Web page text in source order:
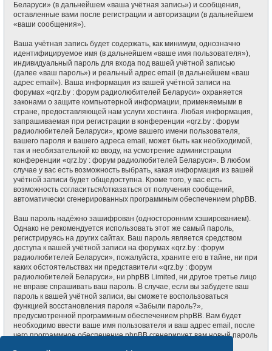
Беларуси» (в дальнейшем «ваша учётная запись») и сообщения,
оставленные вами после регистрации и авторизации (в дальнейшем
«ваши сообщения»).
Ваша учётная запись будет содержать, как минимум, однозначно
идентифицируемое имя (в дальнейшем «ваше имя пользователя»),
индивидуальный пароль для входа под вашей учётной записью
(далее «ваш пароль») и реальный адрес email (в дальнейшем «ваш
адрес email»). Ваша информация из вашей учётной записи на
форумах «qrz.by : форум радиолюбителей Беларуси» охраняется
законами о защите компьютерной информации, применяемыми в
стране, предоставляющей нам услуги хостинга. Любая информация,
запрашиваемая при регистрации в конференции «qrz.by : форум
радиолюбителей Беларуси», кроме вашего имени пользователя,
вашего пароля и вашего адреса email, может быть как необходимой,
так и необязательной ко вводу, на усмотрение администрации
конференции «qrz.by : форум радиолюбителей Беларуси». В любом
случае у вас есть возможность выбрать, какая информация из вашей
учётной записи будет общедоступна. Кроме того, у вас есть
возможность согласиться/отказаться от получения сообщений,
автоматически сгенерированных программным обеспечением phpBB.
Ваш пароль надёжно зашифрован (односторонним хэшированием).
Однако не рекомендуется использовать этот же самый пароль,
регистрируясь на других сайтах. Ваш пароль является средством
доступа к вашей учётной записи на форумах «qrz.by : форум
радиолюбителей Беларуси», пожалуйста, храните его в тайне, ни при
каких обстоятельствах ни представители «qrz.by : форум
радиолюбителей Беларуси», ни phpBB Limited, ни другое третье лицо
не вправе спрашивать ваш пароль. В случае, если вы забудете ваш
пароль к вашей учётной записи, вы сможете воспользоваться
функцией восстановления пароля «Забыли пароль?»,
предусмотренной программным обеспечением phpBB. Вам будет
необходимо ввести ваше имя пользователя и ваш адрес email, после
чего программное обеспечение phpBB сгенерирует вам новый пароль